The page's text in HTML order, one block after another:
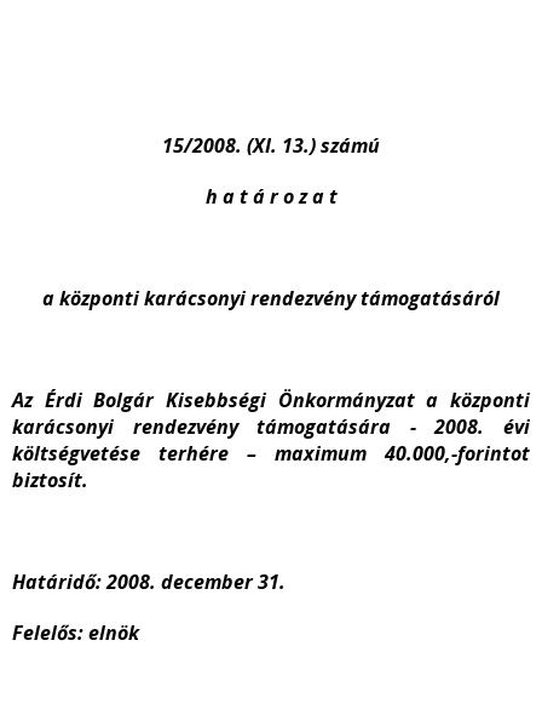
15/2008. (XI. 13.) számú
h a t á r o z a t
a központi karácsonyi rendezvény támogatásáról
Az Érdi Bolgár Kisebbségi Önkormányzat a központi
karácsonyi rendezvény támogatására - 2008. évi
költségvetése terhére – maximum 40.000,-forintot
biztosít.
Határidő: 2008. december 31.
Felelős: elnök